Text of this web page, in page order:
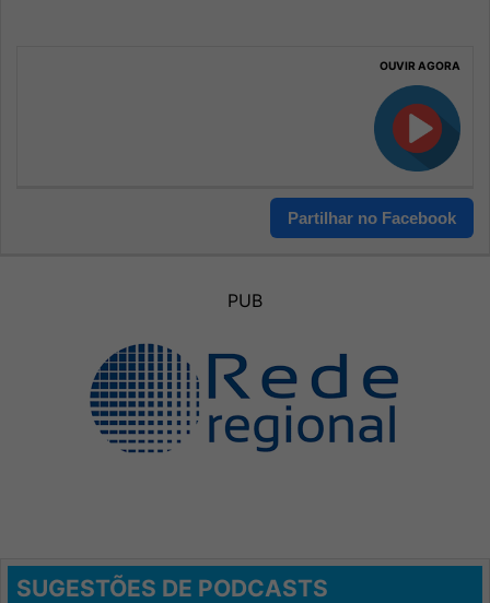
OUVIR AGORA
Partilhar no Facebook
PUB
SUGESTÕES DE PODCASTS